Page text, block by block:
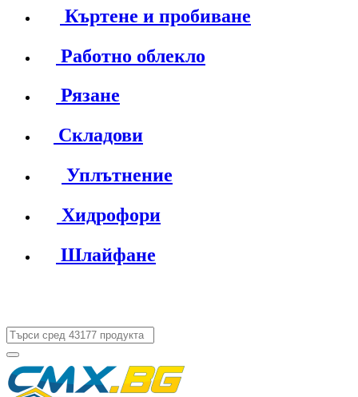
Къртене и пробиване
Работно облекло
Рязане
Складови
Уплътнение
Хидрофори
Шлайфане